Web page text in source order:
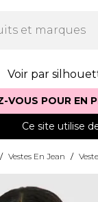
Voir par
VOUS POUR EN
Ce site utilise
/ Vestes En Jean /